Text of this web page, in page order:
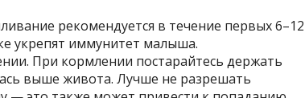
рекомендуется в течение первых 6–12
укрепят иммунитет малыша.
При кормлении постарайтесь держать
выше живота. Лучше не разрешать